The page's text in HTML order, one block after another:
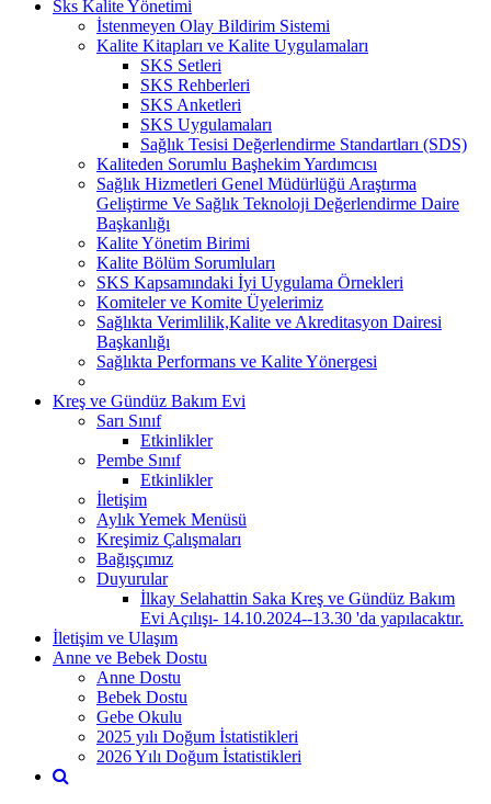
Sks Kalite Yönetimi
İstenmeyen Olay Bildirim Sistemi
Kalite Kitapları ve Kalite Uygulamaları
SKS Setleri
SKS Rehberleri
SKS Anketleri
SKS Uygulamaları
Sağlık Tesisi Değerlendirme Standartları (SDS)
Kaliteden Sorumlu Başhekim Yardımcısı
Sağlık Hizmetleri Genel Müdürlüğü Araştırma
Geliştirme Ve Sağlık Teknoloji Değerlendirme Daire
Başkanlığı
Kalite Yönetim Birimi
Kalite Bölüm Sorumluları
SKS Kapsamındaki İyi Uygulama Örnekleri
Komiteler ve Komite Üyelerimiz
Sağlıkta Verimlilik,Kalite ve Akreditasyon Dairesi
Başkanlığı
Sağlıkta Performans ve Kalite Yönergesi
Kreş ve Gündüz Bakım Evi
Sarı Sınıf
Etkinlikler
Pembe Sınıf
Etkinlikler
İletişim
Aylık Yemek Menüsü
Kreşimiz Çalışmaları
Bağışçımız
Duyurular
İlkay Selahattin Saka Kreş ve Gündüz Bakım
Evi Açılışı- 14.10.2024--13.30 'da yapılacaktır.
İletişim ve Ulaşım
Anne ve Bebek Dostu
Anne Dostu
Bebek Dostu
Gebe Okulu
2025 yılı Doğum İstatistikleri
2026 Yılı Doğum İstatistikleri